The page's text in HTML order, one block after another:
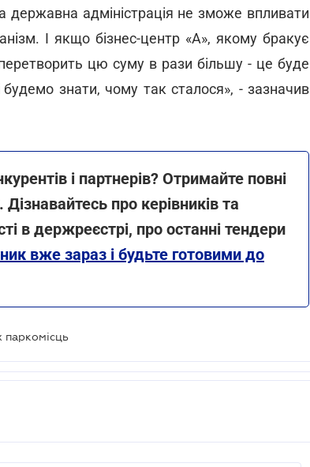
державна адміністрація не зможе впливати
І якщо бізнес-центр «А», якому бракує
цю суму в рази більшу - це буде
будемо знати, чому так сталося», - зазначив
і партнерів? Отримайте повні
про керівників та
в держреєстрі, про останні тендери
вже зараз і будьте готовими до
паркомісць